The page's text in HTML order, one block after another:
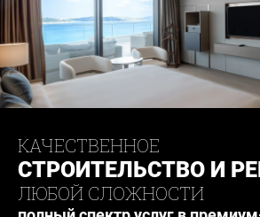
КАЧЕСТВЕННОЕ
СТРОИТЕЛЬСТВО И
ЛЮБОЙ СЛОЖНОСТИ